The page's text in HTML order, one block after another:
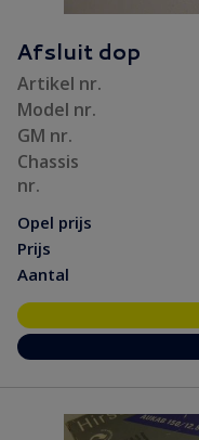
Afsluit dop
Artikel nr.
Model nr.
GM nr.
Chassis
nr.
Opel prijs
Prijs
Aantal